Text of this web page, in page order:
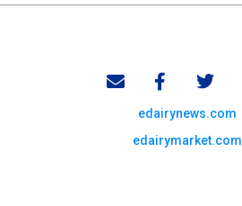
edairynews.com
edairymarket.com